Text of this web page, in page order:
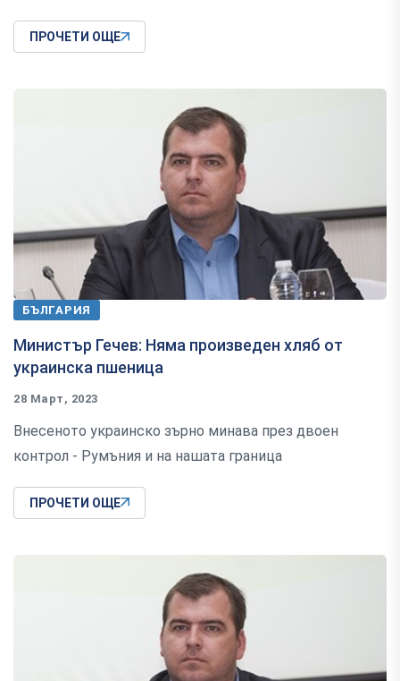
ПРОЧЕТИ ОЩЕ
БЪЛГАРИЯ
Министър Гечев: Няма произведен хляб от
украинска пшеница
28 Март, 2023
Внесеното украинско зърно минава през двоен
контрол - Румъния и на нашата граница
ПРОЧЕТИ ОЩЕ